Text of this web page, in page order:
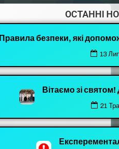
ОСТАННІ
Правила безпеки, які
13
Вітаємо зі
21